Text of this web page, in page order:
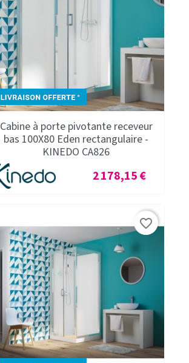
Cabine à porte pivotante receveur
bas 100X80 Eden rectangulaire -
KINEDO CA826
Prix
2 178,15 €
favorite_border